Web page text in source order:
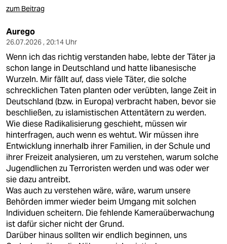
zum Beitrag
Aurego
26.07.2026 , 20:14 Uhr
Wenn ich das richtig verstanden habe, lebte der Täter ja
schon lange in Deutschland und hatte libanesische
Wurzeln. Mir fällt auf, dass viele Täter, die solche
schrecklichen Taten planten oder verübten, lange Zeit in
Deutschland (bzw. in Europa) verbracht haben, bevor sie
beschließen, zu islamistischen Attentätern zu werden.
Wie diese Radikalisierung geschieht, müssen wir
hinterfragen, auch wenn es wehtut. Wir müssen ihre
Entwicklung innerhalb ihrer Familien, in der Schule und
ihrer Freizeit analysieren, um zu verstehen, warum solche
Jugendlichen zu Terroristen werden und was oder wer
sie dazu antreibt.
Was auch zu verstehen wäre, wäre, warum unsere
Behörden immer wieder beim Umgang mit solchen
Individuen scheitern. Die fehlende Kameraüberwachung
ist dafür sicher nicht der Grund.
Darüber hinaus sollten wir endlich beginnen, uns